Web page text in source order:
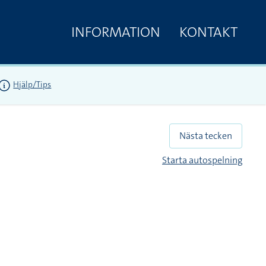
INFORMATION KONTAKT
Hjälp/Tips
Nästa tecken
Starta autospelning